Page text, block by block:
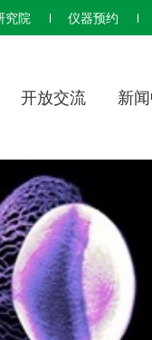
究院 仪器预约
开放交流 新